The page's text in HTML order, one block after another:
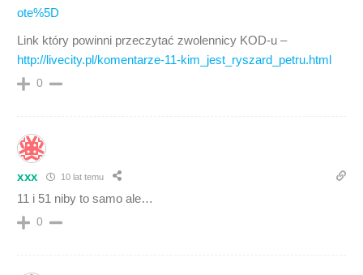
ote%5D
Link który powinni przeczytać zwolennicy KOD-u –
http://livecity.pl/komentarze-11-kim_jest_ryszard_petru.html
0
xxx 10 lat temu
11 i 51 niby to samo ale…
0